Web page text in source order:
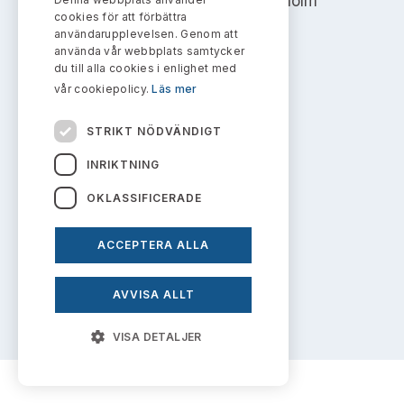
Ledamöter
Huvudmän
Publikationer och anföranden
Sök uttalanden
Avgifter
Prenumerera
Kontakt administrativa ärenden
info@aktiemarknadsnamnden.se
Om webbplatsen
Kakor
Personuppgiftspolicy
Prenumerera på uttalanden
cookies för att förbättra
användarupplevelsen. Genom att
använda vår webbplats samtycker
du till alla cookies i enlighet med
vår cookiepolicy.Läs mer
STRIKT NÖDVÄNDIGT
INRIKTNING
OKLASSIFICERADE
ACCEPTERA ALLA
AVVISA ALLT
VISA DETALJER